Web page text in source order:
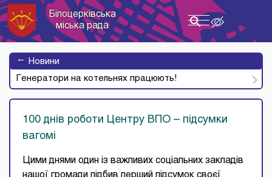
Toggle
navigation
Білоцерківська
міська рада
→
Новини
Генератори на котельнях працюють!
100 днів роботи Центру ВПО – підсумки
вагомі
Цими днями один із важливих соціальних закладів
нашої громади підбив перший підсумок своєї